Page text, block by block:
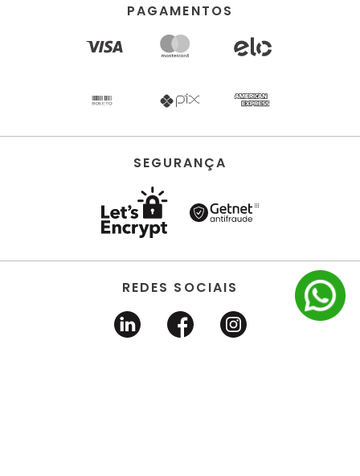
PAGAMENTOS
SEGURANÇA
REDES SOCIAIS